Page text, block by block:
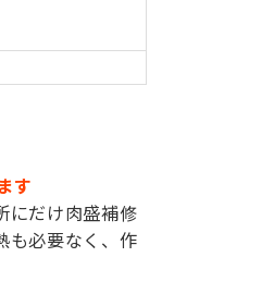
す
にだけ肉盛補修
も必要なく、作